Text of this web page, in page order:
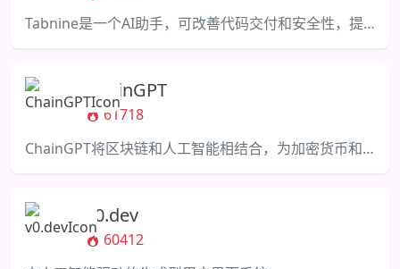
Tabnine是一个AI助手，可改善代码交付和安全性，提高开发效率。
ChainGPT
61718
ChainGPT将区块链和人工智能相结合，为加密货币和区块链社区提供解决方案。
v0.dev
60412